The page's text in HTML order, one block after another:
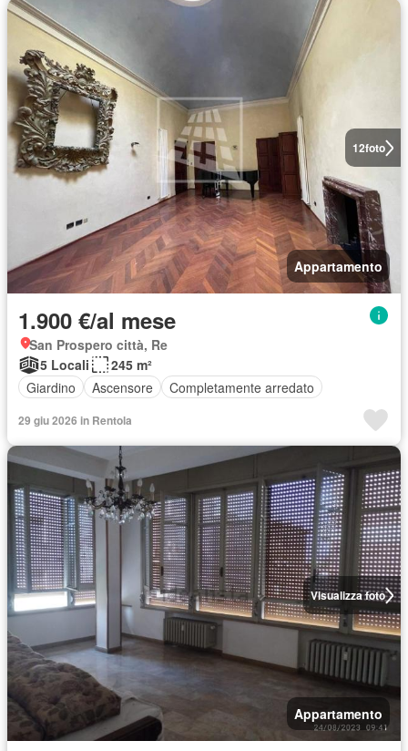
12foto
Appartamento
1.900 €/al mese
San Prospero città, Re
5 Locali
245 m²
Giardino
Ascensore Completamente arredato
29 giu 2026 in Rentola
Visualizza foto
Appartamento